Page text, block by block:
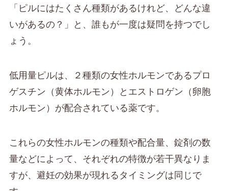
「ピルにはたくさん種類があるけれど、どんな違
いがあるの？」と、誰もが一度は疑問を持つでし
ょう。
低用量ピルは、２種類の女性ホルモンであるプロ
ゲスチン（黄体ホルモン）とエストロゲン（卵胞
ホルモン）が配合されている薬です。
これらの女性ホルモンの種類や配合量、錠剤の数
量などによって、それぞれの特徴が若干異なりま
すが、避妊の効果が現れるタイミングは同じで